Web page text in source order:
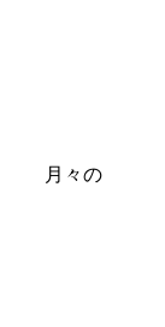
月々の